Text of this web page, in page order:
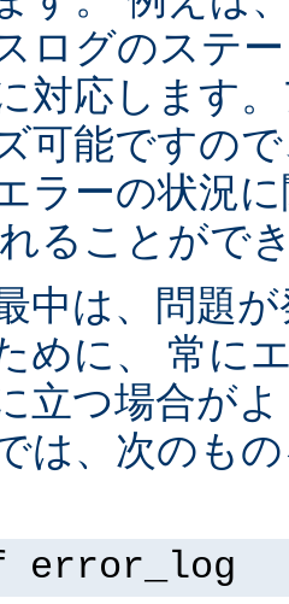
ログのステ
対応します
可能ですの
ラーの状況
ることがで
中は、問題
めに、 常に
立つ場合が
は、次のも